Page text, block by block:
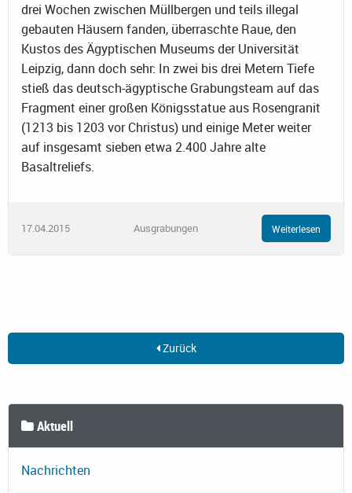
drei Wochen zwischen Müllbergen und teils illegal
gebauten Häusern fanden, überraschte Raue, den
Kustos des Ägyptischen Museums der Universität
Leipzig, dann doch sehr: In zwei bis drei Metern Tiefe
stieß das deutsch-ägyptische Grabungsteam auf das
Fragment einer großen Königsstatue aus Rosengranit
(1213 bis 1203 vor Christus) und einige Meter weiter
auf insgesamt sieben etwa 2.400 Jahre alte
Basaltreliefs.
17.04.2015 Ausgrabungen Weiterlesen
Zurück
Aktuell
Nachrichten